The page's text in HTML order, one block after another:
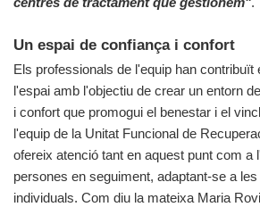
Un espai de confiança i confort
Els professionals de l'equip han contribuït
l'espai amb l'objectiu de crear un entorn
i confort que promogui el benestar i el
l'equip de la Unitat Funcional de
ofereix atenció tant en aquest punt com a
persones en seguiment, adaptant-se a
individuals. Com diu la mateixa Maria